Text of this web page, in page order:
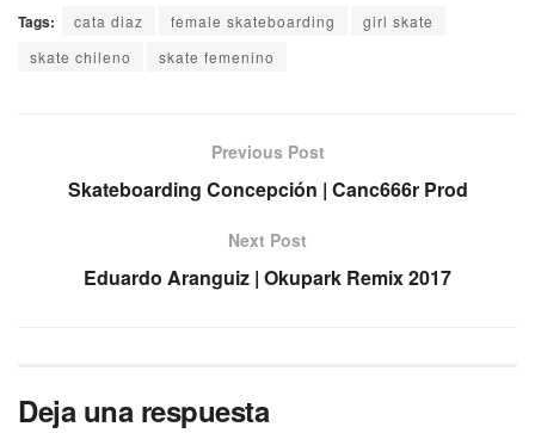
Tags: cata diaz female skateboarding
girl skate
skate chileno
skate femenino
Previous Post
Skateboarding Concepción | Canc666r Prod
Next Post
Eduardo Aranguiz | Okupark Remix 2017
Deja una respuesta